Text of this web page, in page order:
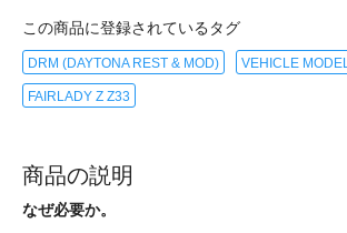
この商品に登録されているタグ
DRM (DAYTONA REST & MOD) VEHICLE MODEL
FAIRLADY Z Z33
商品の説明
なぜ必要か。